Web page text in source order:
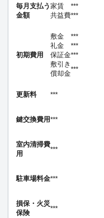
毎月支払う
金額
家賃
***
共益費***
初期費用
敷金
***
礼金
***
保証金***
敷引き
償却金
***
更新料 ***
鍵交換費用***
室内清掃費
用
***
駐車場料金***
損保・ 火災
保険
***